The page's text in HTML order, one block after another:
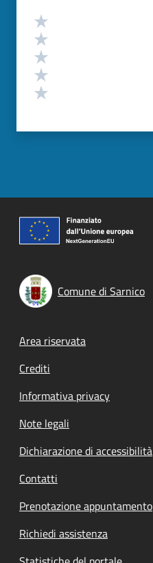
Valutazione
Comune di Sarnico
Footer menu
Area riservata
Crediti
Informativa privacy
Note legali
Dichiarazione di accessibilità
Contatti
Prenotazione appuntamento
Richiedi assistenza